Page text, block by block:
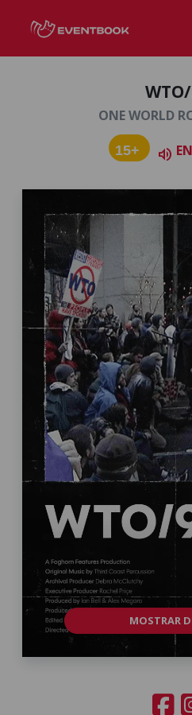
ONE WORLD
15+ volume_up EN
MOSTRAR